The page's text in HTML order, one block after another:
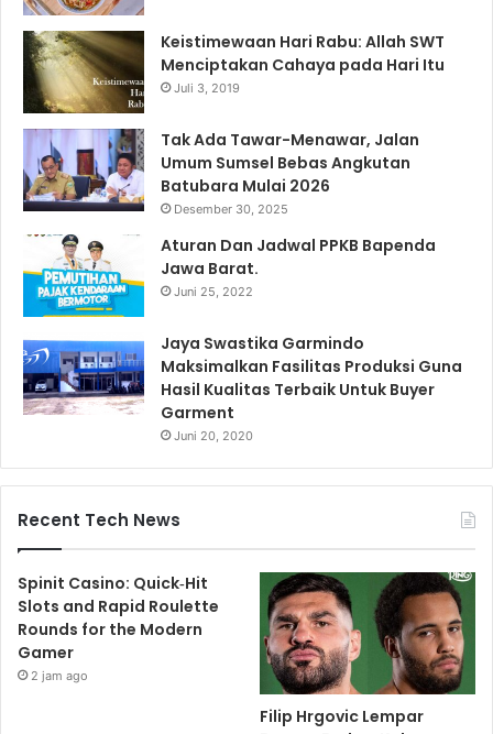
Keistimewaan Hari Rabu: Allah SWT
Menciptakan Cahaya pada Hari Itu
Juli 3, 2019
Tak Ada Tawar-Menawar, Jalan
Umum Sumsel Bebas Angkutan
Batubara Mulai 2026
Desember 30, 2025
Aturan Dan Jadwal PPKB Bapenda
Jawa Barat.
Juni 25, 2022
Jaya Swastika Garmindo
Maksimalkan Fasilitas Produksi Guna
Hasil Kualitas Terbaik Untuk Buyer
Garment
Juni 20, 2020
Recent Tech News
Spinit Casino: Quick‑Hit
Slots and Rapid Roulette
Rounds for the Modern
Gamer
2 jam ago
Filip Hrgovic Lempar